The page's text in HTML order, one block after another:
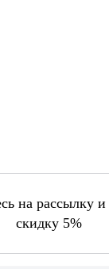
на рассылку и
скидку 5%